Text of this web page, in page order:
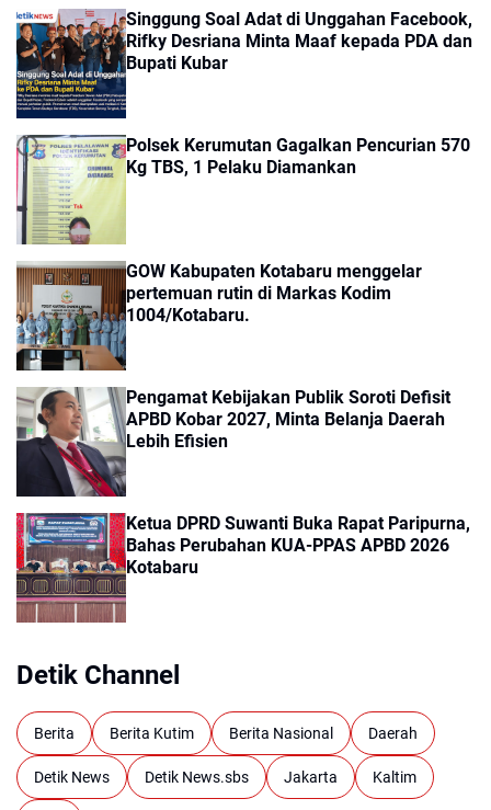
Singgung Soal Adat di Unggahan Facebook,
Rifky Desriana Minta Maaf kepada PDA dan
Bupati Kubar
Polsek Kerumutan Gagalkan Pencurian 570
Kg TBS, 1 Pelaku Diamankan
GOW Kabupaten Kotabaru menggelar
pertemuan rutin di Markas Kodim
1004/Kotabaru.
Pengamat Kebijakan Publik Soroti Defisit
APBD Kobar 2027, Minta Belanja Daerah
Lebih Efisien
Ketua DPRD Suwanti Buka Rapat Paripurna,
Bahas Perubahan KUA-PPAS APBD 2026
Kotabaru
Detik Channel
Berita Berita Kutim Berita Nasional Daerah
Detik News Detik News.sbs Jakarta Kaltim